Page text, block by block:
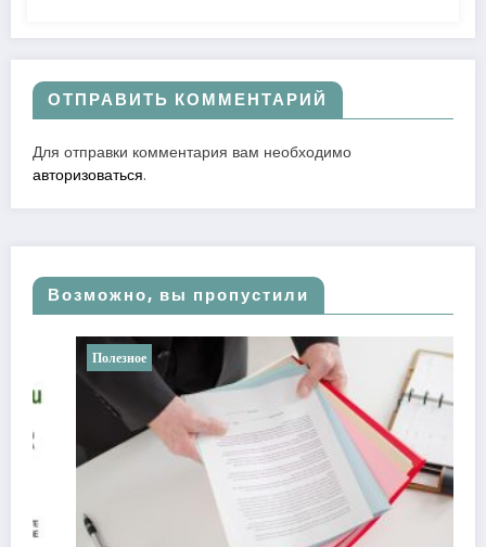
ОТПРАВИТЬ КОММЕНТАРИЙ
Для отправки комментария вам необходимо
авторизоваться.
Возможно, вы пропустили
Полезное